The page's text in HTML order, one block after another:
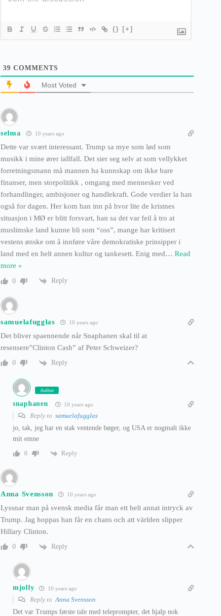
{} [+]
39 COMMENTS
Most Voted
selma 10 years ago
Dette var svært interessant. Trump sa mye som lød som
musikk i mine ører iallfall. Det sier seg selv at som vellykket
forretningsmann må mannen ha kunnskap om ikke bare
finanser, men storpolitikk , omgang med mennesker ved
forhandlinger, ambisjoner og handlekraft. Gode verdier la han
også for dagen. Her kom han inn på hvor lite de kristnes
situasjon i MØ er blitt forsvart, han sa det var feil å tro at
muslimske land kunne bli som “oss”, mange har kritisert
vestens ønske om å innføre våre demokratiske prinsipper i
land med en helt annen kultur og tankesett. Enig med… Read
more »
0 Reply
samuelafugglas 10 years ago
Det bliver spaennende når Snaphanen skal til at
resensere”Clinton Cash” af Peter Schweizer?
0 Reply
Author
snaphanen 10 years ago
Reply to samuelafugglas
jo, tak, jeg har en stak ventende bøger, og USA er nogmalt ikke
mit emne
0
Reply
Anna Svensson 10 years ago
Lyssnar man på svensk media får man ett helt annat intryck av
Trump. Jag hoppas han får en chans och att världen slipper
Hillary Clinton.
0 Reply
mjolly 10 years ago
Reply to Anna Svensson
Det var Trumps første tale med teleprompter, det hjalp nok